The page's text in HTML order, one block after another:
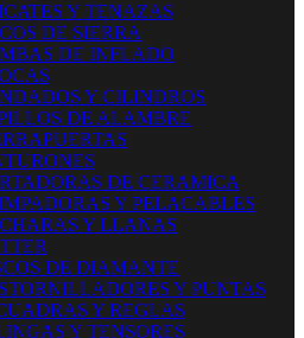
Y TENAZAS
DE SIERRA
DE INFLADO
Y CILINDROS
DE ALAMBRE
DE CERAMICA
Y PELACABLES
Y LLANAS
DE DIAMANTE
Y PUNTAS
Y REGLAS
Y TENSORES